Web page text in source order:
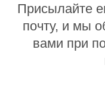
Присылайте
почту, и мы
вами при